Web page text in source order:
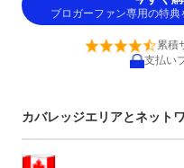
ブロガーファン専用の特
累積
支払い
カバレッジエリアとネット